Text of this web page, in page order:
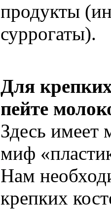
продукты
суррогаты).
Для
пейте
Здесь имеет
миф
Нам
крепких